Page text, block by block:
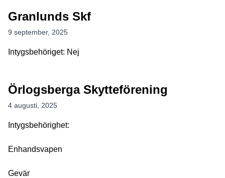
Granlunds Skf
9 september, 2025
Intygsbehöriget: Nej
Örlogsberga Skytteförening
4 augusti, 2025
Intygsbehörighet:
Enhandsvapen
Gevär